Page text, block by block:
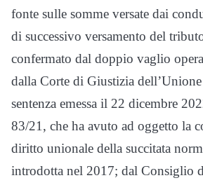
fonte sulle somme versate dai
di successivo versamento del
confermato dal doppio vaglio
dalla Corte di Giustizia
sentenza emessa il 22 dicembre
83/21, che ha avuto ad oggetto la
diritto unionale della succitata
introdotta nel 2017; dal Consiglio